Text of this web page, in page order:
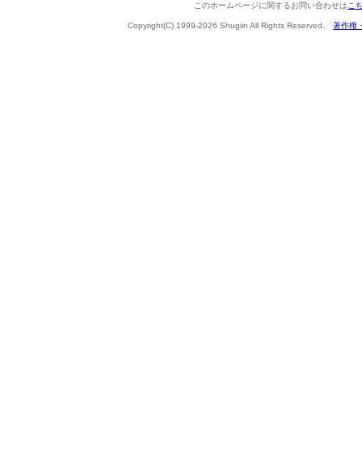
このホームページに関するお問い合わせは こ
Copyright(C) 1999-2026 Shugiin All Rights Reserved. 著作権